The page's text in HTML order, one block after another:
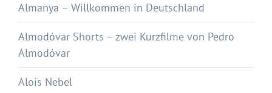
Almanya – Willkommen in Deutschland
Almodóvar Shorts – zwei Kurzfilme von Pedro
Almodóvar
Alois Nebel